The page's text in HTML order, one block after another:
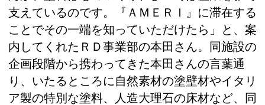
支えているのです。『ＡＭＥＲＩ』に滞在する
ことでその一端を知っていただけたら」と、案
内してくれたＲＤ事業部の本田さん。同施設の
企画段階から携わってきた本田さんの言葉通
り、いたるところに自然素材の塗壁材やイタリ
ア製の特別な塗料、人造大理石の床材など、同